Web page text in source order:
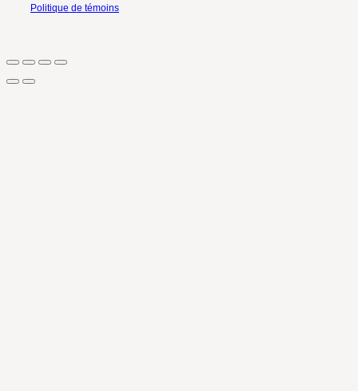
Politique de témoins